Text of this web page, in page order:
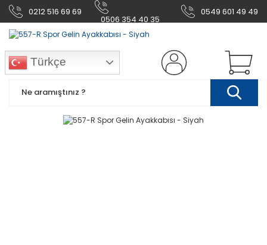
0212 516 69 69
0506 354 40 35
0549 601 49 49
Türkçe